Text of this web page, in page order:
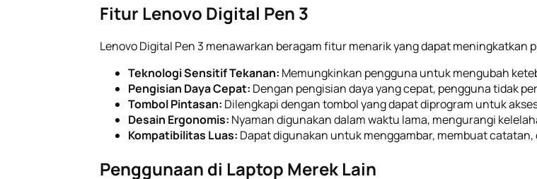
Fitur Lenovo Digital Pen 3
Lenovo Digital Pen 3 menawarkan beragam fitur menarik yang dapat
Teknologi Sensitif Tekanan: Memungkinkan pengguna untuk mengubah
Pengisian Daya Cepat: Dengan pengisian daya yang cepat, pengguna tidak
Tombol Pintasan: Dilengkapi dengan tombol yang dapat diprogram untuk
Desain Ergonomis: Nyaman digunakan dalam waktu lama, mengurangi
Kompatibilitas Luas: Dapat digunakan untuk menggambar, membuat
Penggunaan di Laptop Merek Lain